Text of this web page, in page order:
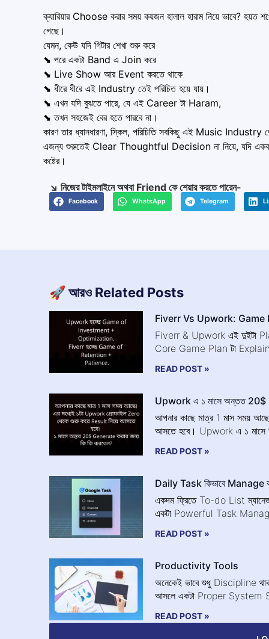
ক্যারিয়ার Choose করার সময় কয়জন হালাল হারাম নিয়ে ভাবে?
গেছে।
যেমন, কেউ যদি গিটার শেখা শুরু করে
⬊ পরে একটা Band এ Join করে
⬊ Live Show আর Event করতে থাকে
⬊ ধীরে ধীরে এই Industry তেই পরিচিত হয়ে যায়।
⬊ এখন যদি বুঝতে পারে, যে এই Career টা Haram,
⬊ তখন সহজেই বের হতে পারবে না।
কারণ তার ধ্যানধারণা, স্কিল, পরিচিতি সবকিছু এই Music
এজন্য শুরুতেই Clear Thoughtful Decision না নিয়ে, যদি একবার
কষ্টের।
↘️ নিজের টাইমলাইনে অথবা Friend কে শেয়ার করতে পারেন-
Facebook WhatsApp Telegram
🚀 আরও Related Posts
Fiverr Vs Upwork: Game
Fiverr & Upwork এই দুইটা
Core Game Plan টা
READ POST »
Upwork এ ১ মাসে অন্তত
আপনার কাছে মাত্র 1 মাস সময়
আসতে হবে। Upwork এ ১
READ POST »
Daily Task কিভাবে Manage
একদম ফ্রিতে To-do List
একটা Powerful Task
READ POST »
Productivity Tools
অনেকেই ভাবে শুধু Discipline
আসলে একটা Proper System
READ POST »